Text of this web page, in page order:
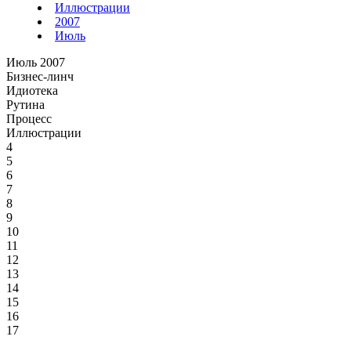
Иллюстрации
2007
Июль
Июль 2007
Бизнес-линч
Идиотека
Рутина
Процесс
Иллюстрации
4
5
6
7
8
9
10
11
12
13
14
15
16
17